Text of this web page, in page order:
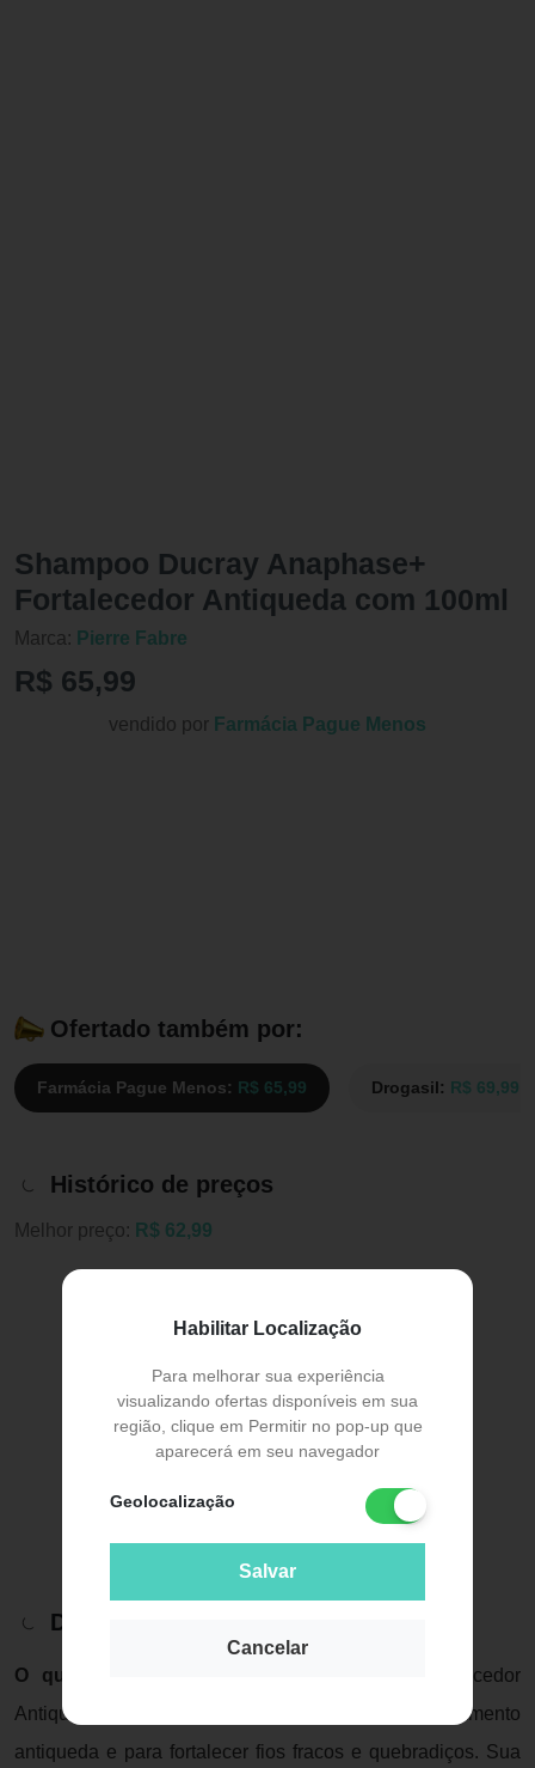
Habilitar Localização
Para melhorar sua experiência
visualizando ofertas disponíveis em sua
região, clique em Permitir no pop-up que
aparecerá em seu navegador
Geolocalização
Salvar
Cancelar
Shampoo Ducray Anaphase+
Fortalecedor Antiqueda com 100ml
Marca: Pierre Fabre
R$ 65,99
vendido por Farmácia Pague Menos
Ofertado também por:
Farmácia Pague Menos: R$ 65,99 Drogasil: R$ 69,99
Histórico de preços
Melhor preço: R$ 62,99
Descrição do Produto
O que é:
O Shampoo Ducray Anaphase Fortalecedor
Antiqueda é o complemento ideal para qualquer tratamento
antiqueda e para fortalecer fios fracos e quebradiços. Sua